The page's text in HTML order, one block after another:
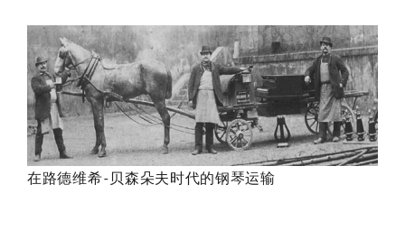
在路德维希-贝森朵夫时代的钢琴运输